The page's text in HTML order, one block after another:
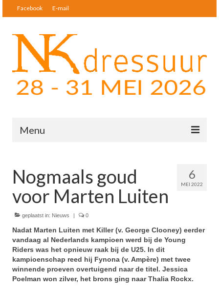
Facebook E-mail
Menu
Startlijsten & Uitslagen
Deelnemers
Tickets
Winnaars
Stands
Zakelijk
6
MEI 2022
Nogmaals goud
voor Marten Luiten
geplaatst in: Nieuws | 0
Nadat Marten Luiten met Killer (v. George Clooney) eerder
vandaag al Nederlands kampioen werd bij de Young
Riders was het opnieuw raak bij de U25. In dit
kampioenschap reed hij Fynona (v. Ampère) met twee
winnende proeven overtuigend naar de titel. Jessica
Poelman won zilver, het brons ging naar Thalia Rockx.